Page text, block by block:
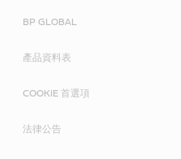
BP GLOBAL
產品資料表
COOKIE 首選項
法律公告